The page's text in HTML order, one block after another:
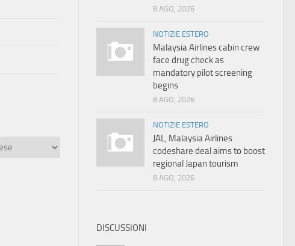
8 AGO, 2026
NOTIZIE ESTERO
Malaysia Airlines cabin crew
face drug check as
mandatory pilot screening
begins
8 AGO, 2026
NOTIZIE ESTERO
JAL, Malaysia Airlines
codeshare deal aims to boost
regional Japan tourism
8 AGO, 2026
DISCUSSIONI